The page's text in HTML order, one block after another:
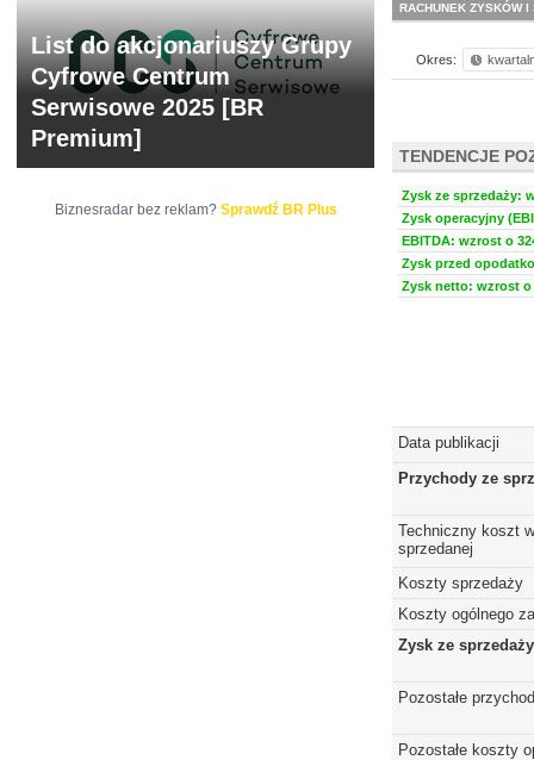
RACHUNEK ZYSKÓW I
Okres:
TENDENCJE
Zysk ze sprzedaży:
Zysk operacyjny
EBITDA: wzrost o
Zysk przed
Zysk netto: wzrost o
Data publikacji
Przychody ze
Techniczny koszt
sprzedanej
Koszty sprzedaży
Koszty ogólnego
Zysk ze sprzedaży
Pozostałe
Pozostałe koszty
List do akcjonariuszy Grupy
Cyfrowe Centrum
Serwisowe 2025 [BR
Premium]
Biznesradar bez reklam? Sprawdź BR Plus